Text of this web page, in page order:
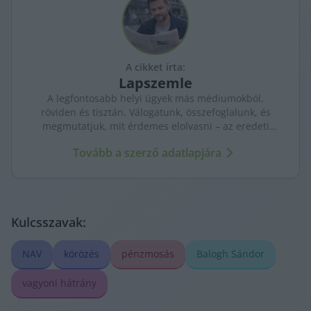
A cikket írta:
Lapszemle
A legfontosabb helyi ügyek más médiumokból,
röviden és tisztán. Válogatunk, összefoglalunk, és
megmutatjuk, mit érdemes elolvasni – az eredeti
Tovább a szerző adatlapjára
Kulcsszavak:
NAV körözés pénzmosás Balogh Sándor
vagyoni hátrány